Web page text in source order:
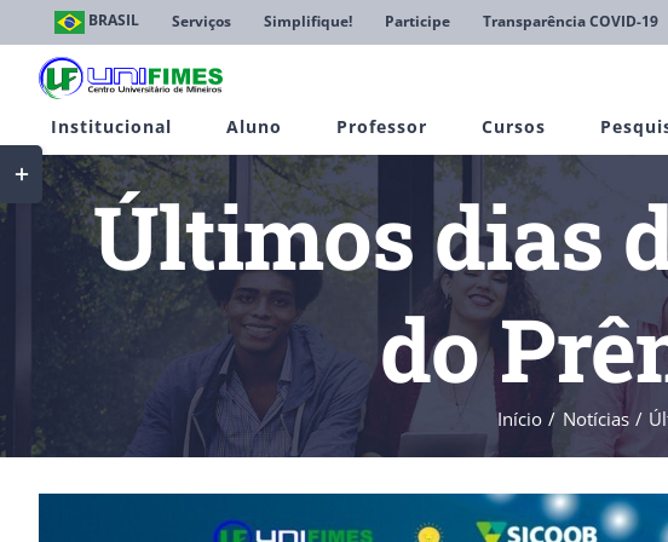
conteúdo
BRASIL Serviços Simplifique! Participe Transparência COVID-19
Institucional Aluno Professor Cursos
Últimos dias
do
Início Notícias
Toggle
Sliding
Bar